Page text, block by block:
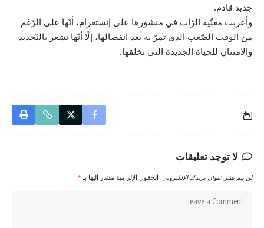
جديد قادم.
وأعربت مغنّية الرّاب في منشورها على إنستغرام، أنّها على الرّغم
من الوقت الصّعب الذي تمرّ به بعد انفصالها، إلّا أنّها تشعر بالتّجديد
والامتنان للحياة الجديدة التي تخلقها.
لا توجد تعليقات
لن يتم نشر عنوان بريدك الإلكتروني. الحقول الإلزامية مشار إليها بـ *